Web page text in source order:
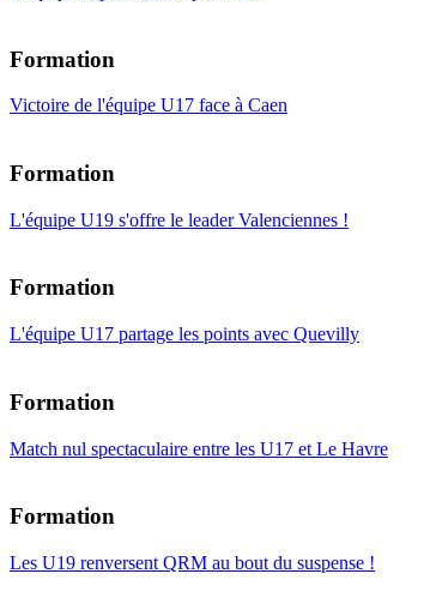
Formation
Victoire de l'équipe U17 face à Caen
Formation
L'équipe U19 s'offre le leader Valenciennes !
Formation
L'équipe U17 partage les points avec Quevilly
Formation
Match nul spectaculaire entre les U17 et Le Havre
Formation
Les U19 renversent QRM au bout du suspense !